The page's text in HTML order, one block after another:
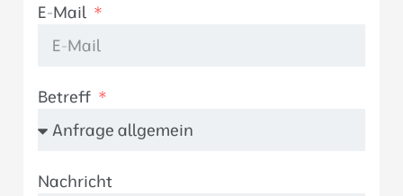
E-Mail
Betreff
Nachricht